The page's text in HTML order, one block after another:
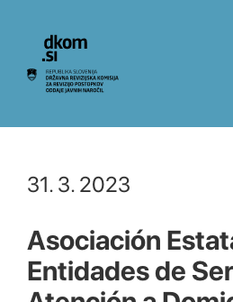
Na vsebino
31. 3. 2023
Asociación
Entidades de